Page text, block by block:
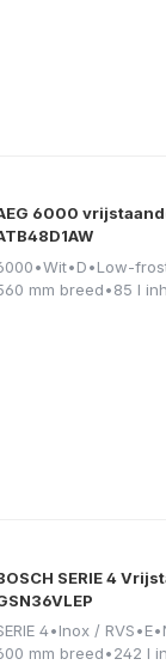
6000
•Wit•D•Low-
mm breed•85 l
SERIE 4
4•Inox / RVS•E•
mm breed•242 l